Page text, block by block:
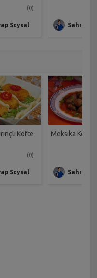
(0)
Soysal Sahrap
Köfte
(0)
Soysal
Meksika
Sahrap